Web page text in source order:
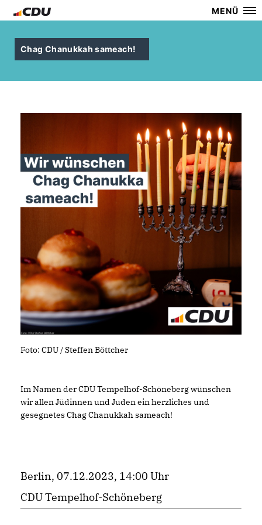
MENÜ
Chag Chanukkah sameach!
Foto: CDU / Steffen Böttcher
Im Namen der CDU Tempelhof-Schöneberg wünschen
wir allen Jüdinnen und Juden ein herzliches und
gesegnetes Chag Chanukkah sameach!
Berlin, 07.12.2023, 14:00 Uhr
CDU Tempelhof-Schöneberg